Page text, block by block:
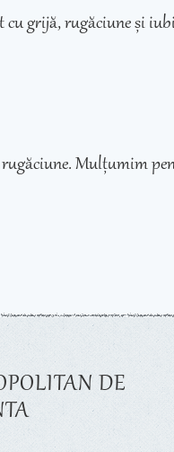
grijă, rugăciune și
Mulțumim
DE